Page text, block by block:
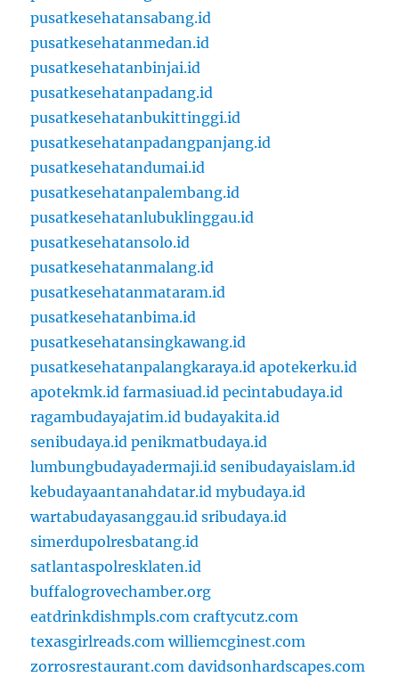
pusatkesehatansabang.id
pusatkesehatanmedan.id
pusatkesehatanbinjai.id
pusatkesehatanpadang.id
pusatkesehatanbukittinggi.id
pusatkesehatanpadangpanjang.id
pusatkesehatandumai.id
pusatkesehatanpalembang.id
pusatkesehatanlubuklinggau.id
pusatkesehatansolo.id
pusatkesehatanmalang.id
pusatkesehatanmataram.id
pusatkesehatanbima.id
pusatkesehatansingkawang.id
pusatkesehatanpalangkaraya.id apotekerku.id
apotekmk.id farmasiuad.id pecintabudaya.id
ragambudayajatim.id budayakita.id
senibudaya.id penikmatbudaya.id
lumbungbudayadermaji.id senibudayaislam.id
kebudayaantanahdatar.id mybudaya.id
wartabudayasanggau.id sribudaya.id
simerdupolresbatang.id
satlantaspolresklaten.id
buffalogrovechamber.org
eatdrinkdishmpls.com craftycutz.com
texasgirlreads.com williemcginest.com
zorrosrestaurant.com davidsonhardscapes.com